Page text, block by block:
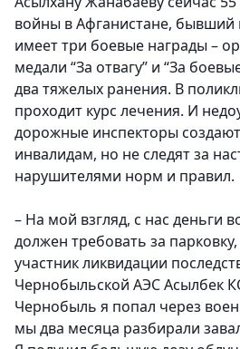
войны в Афганистане,
имеет три боевые награды –
медали “За отвагу” и “За
два тяжелых ранения. В
проходит курс лечения. И
дорожные инспекторы
инвалидам, но не следят за
нарушителями норм и правил.
– На мой взгляд, с нас деньги
должен требовать за
участник ликвидации
Чернобыльской АЭС Асылбек
Чернобыль я попал через
мы два месяца разбирали